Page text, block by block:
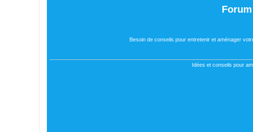
Besoin de conseils pour entretenir et aménager
Idées et conseils pour